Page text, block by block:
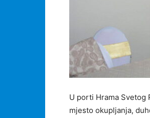
U porti Hrama Svetog
mjesto okupljanja,